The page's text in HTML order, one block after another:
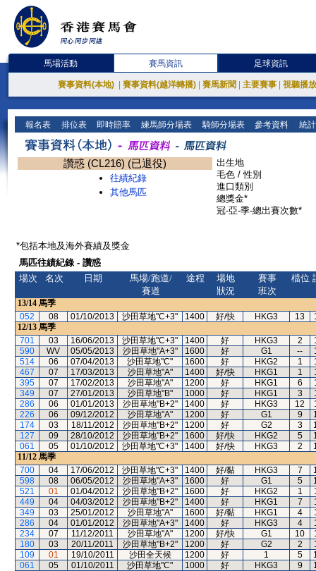
馬場活動 賽馬資訊 足球資訊
賽事資料(本地) 賽事資料(越洋轉播) 賽馬新聞 主要賽事 視聽播
報名表 排位表 即時賠率 練馬師分場表 騎師分場表 參考資料 統
讚惑 (CL216) (已退役)
往績紀錄
其他馬匹
出生地
毛色 / 性別
進口類別
總獎金*
冠-亞-季-總出賽次數*
*包括本地及海外賽績及獎金
馬匹往績紀錄 - 讚惑
場次
名次 日期
馬場/跑道/
賽道
途程
場地
狀況
賽事
班次
檔位
13/14 馬季
052
08 01/10/2013 沙田草地"C+3" 1400 好/快 HKG3 13
12/13 馬季
701
03 16/06/2013 沙田草地"C+3" 1400 好 HKG3 2
590
WV 05/05/2013 沙田草地"A+3" 1600 好 G1 --
514
06 07/04/2013 沙田草地"C" 1600 好 HKG2 1
467
07 17/03/2013 沙田草地"A" 1400 好/快 HKG1 1
395
07 17/02/2013 沙田草地"A" 1200 好 HKG1 6
349
07 27/01/2013 沙田草地"B" 1000 好 HKG1 3
286
06 01/01/2013 沙田草地"B+2" 1400 好 HKG3 12
226
06 09/12/2012 沙田草地"A" 1200 好 G1 9
174
03 18/11/2012 沙田草地"B+2" 1200 好 G2 3
127
09 28/10/2012 沙田草地"B+2" 1600 好/快 HKG2 5
061
05 01/10/2012 沙田草地"C+3" 1400 好/快 HKG3 2
11/12 馬季
700
04 17/06/2012 沙田草地"C+3" 1400 好/黏 HKG3 7
598
08 06/05/2012 沙田草地"A+3" 1600 好 G1 5
521
01 01/04/2012 沙田草地"B+2" 1600 好 HKG2 1
449
04 04/03/2012 沙田草地"B+2" 1400 好 HKG1 7
349
03 25/01/2012 沙田草地"A" 1600 好/黏 HKG1 4
286
04 01/01/2012 沙田草地"A+3" 1400 好 HKG3 4
234
07 11/12/2011 沙田草地"A" 1200 好/快 G1 10
180
03 20/11/2011 沙田草地"B+2" 1200 好 G2 2
109
01 19/10/2011 沙田全天候 1200 好 1 5
061
05 01/10/2011 沙田草地"C" 1000 好 HKG3 9